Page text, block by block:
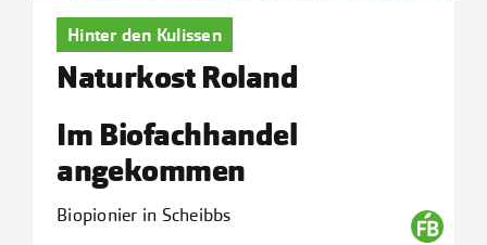
Hinter den Kulissen
Naturkost Roland
Im Biofachhandel
angekommen
Biopionier in Scheibbs